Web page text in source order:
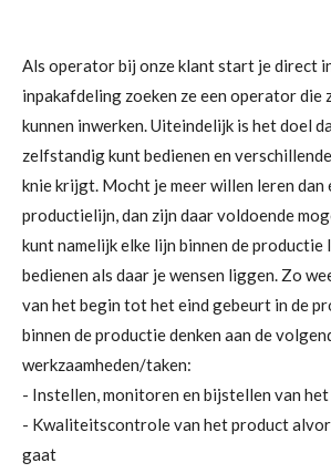
Als operator bij onze klant start je direct
inpakafdeling zoeken ze een operator die
kunnen inwerken. Uiteindelijk is het doel
zelfstandig kunt bedienen en
knie krijgt. Mocht je meer willen leren dan
productielijn, dan zijn daar voldoende
kunt namelijk elke lijn binnen de
bedienen als daar je wensen liggen. Zo
van het begin tot het eind gebeurt in de
binnen de productie denken aan de
werkzaamheden/taken:
- Instellen, monitoren en bijstellen van
- Kwaliteitscontrole van het product
gaat